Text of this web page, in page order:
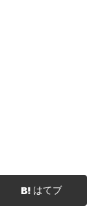
はてブ